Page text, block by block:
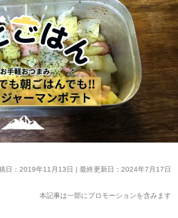
日：2019年11月13日 | 最終更新日：2024年7月17日
本記事は一部にプロモーションを含みます